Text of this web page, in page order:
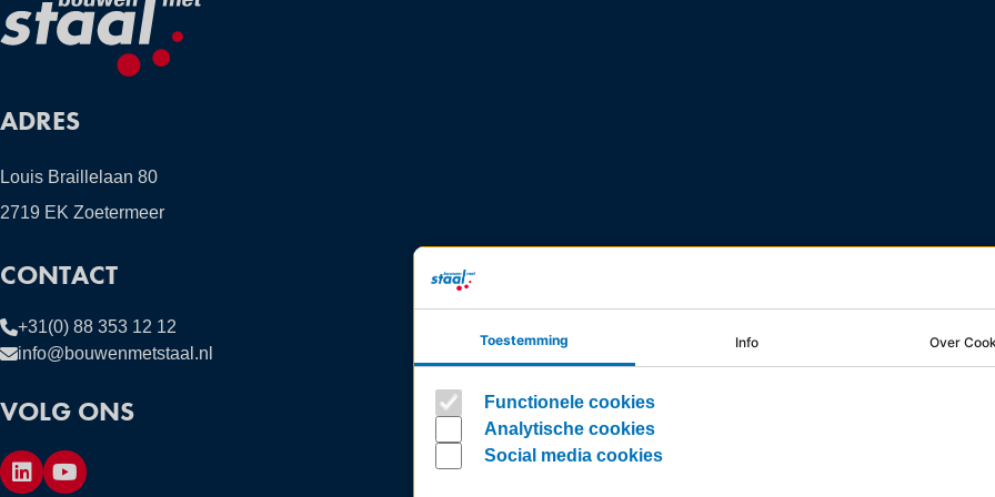
ADRES
Louis Braillelaan 80
2719 EK Zoetermeer
CONTACT
+31(0) 88 353 12 12
info@bouwenmetstaal.nl
VOLG ONS
Toestemming Info Over
Functionele cookies
Analytische cookies
Social media cookies